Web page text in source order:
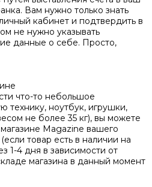
Вам нужно только знать
кабинет и подтвердить в
не нужно указывать
данные о себе. Просто,
что-то небольшое
технику, ноутбук, игрушки,
не более 35 кг), вы можете
Magazine вашего
товар есть в наличии на
1-4 дня в зависимости от
магазина в данный момент